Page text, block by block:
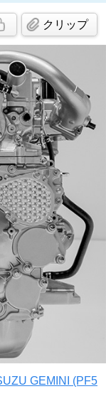
クリップ
GEMINI (PF5